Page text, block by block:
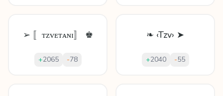
➢ 〚ᴛᴢᴠᴇᴛᴀɴɪ〛 ♚
+2065 -78
❧ ‹Tzv› ➤
+2040 -55